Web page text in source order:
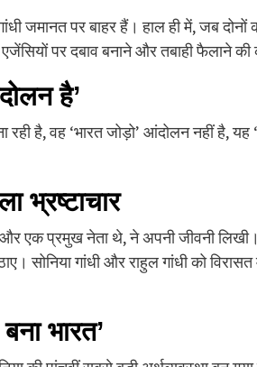
जमानत पर बाहर हैं। हाल ही में, जब दोनों
पर दबाव बनाने और तबाही फैलाने
है’
है, वह ‘भारत जोड़ो’ आंदोलन नहीं है, यह
भ्रष्टाचार
एक प्रमुख नेता थे, ने अपनी जीवनी
गांधी और राहुल गांधी को विरासत
भारत’